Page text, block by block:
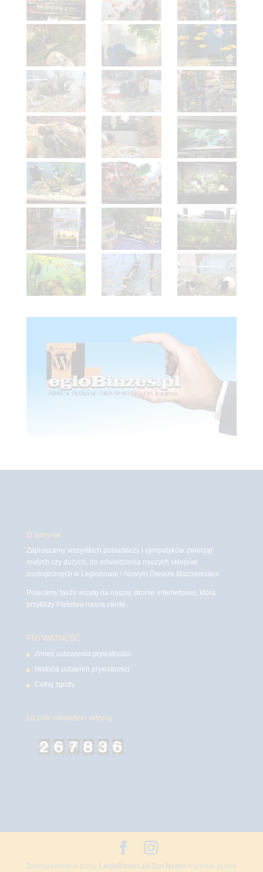
O witrynie
Zapraszamy wszystkich posiadaczy i sympatyków zwierząt
małych czy dużych, do odwiedzenia naszych sklepów
zoologicznych w Legionowie i Nowym Dworze Mazowieckim
Polecamy także wizytę na naszej stronie internetowej, która
przybliży Państwu naszą ofertę.
PRYWATNOŚĆ
Zmień ustawienia prywatności
Historia ustawień prywatności
Cofnij zgody
Licznik odwiedzin witryny
Zaprojektowane przez LegioBiznes.pl/ Zoo Nemowszelkie prawa